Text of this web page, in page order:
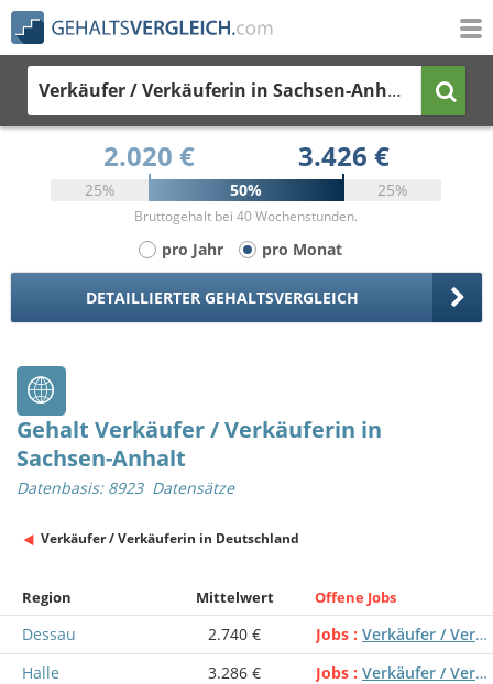
Verkäufer / Verkäuferin in Sachsen-Anhalt
2.020 € 3.426 €
25% 50% 25%
Bruttogehalt bei 40 Wochenstunden.
pro Jahr pro Monat
DETAILLIERTER GEHALTSVERGLEICH
Gehalt Verkäufer / Verkäuferin in
Sachsen-Anhalt
Datenbasis: 8923 Datensätze
Verkäufer / Verkäuferin in Deutschland
Region Mittelwert Offene Jobs
Dessau 2.740 € Jobs
Verkäufer / Verkäuferin
Halle
3.286 € Jobs
Verkäufer / Verkäuferin